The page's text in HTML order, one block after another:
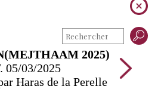
2025)
05/03/2025
Haras de la Perelle